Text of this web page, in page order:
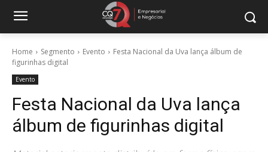
Home Segmento Evento
Festa Nacional da Uva lança álbum de
figurinhas digital
Evento
Festa Nacional da Uva lança
álbum de figurinhas digital